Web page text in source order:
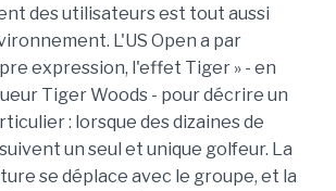
des utilisateurs est tout aussi
L'US Open a par
expression, l'effet Tiger » - en
Tiger Woods - pour décrire un
: lorsque des dizaines de
un seul et unique golfeur. La
se déplace avec le groupe, et la